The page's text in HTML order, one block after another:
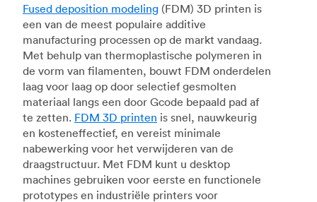
Fused deposition modeling (FDM) 3D printen is
een van de meest populaire additive
manufacturing processen op de markt vandaag.
Met behulp van thermoplastische polymeren in
de vorm van filamenten, bouwt FDM onderdelen
laag voor laag op door selectief gesmolten
materiaal langs een door Gcode bepaald pad af
te zetten. FDM 3D printen is snel, nauwkeurig
en kosteneffectief, en vereist minimale
nabewerking voor het verwijderen van de
draagstructuur. Met FDM kunt u desktop
machines gebruiken voor eerste en functionele
prototypes en industriële printers voor